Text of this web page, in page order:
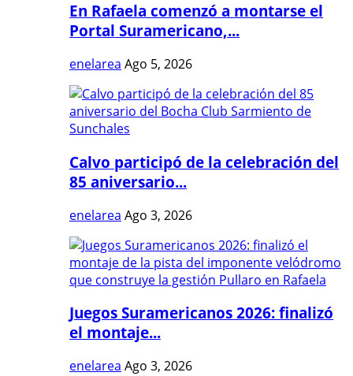
En Rafaela comenzó a montarse el
Portal Suramericano,...
enelarea Ago 5, 2026
Calvo participó de la celebración del
85 aniversario...
enelarea Ago 3, 2026
Juegos Suramericanos 2026: finalizó
el montaje...
enelarea Ago 3, 2026